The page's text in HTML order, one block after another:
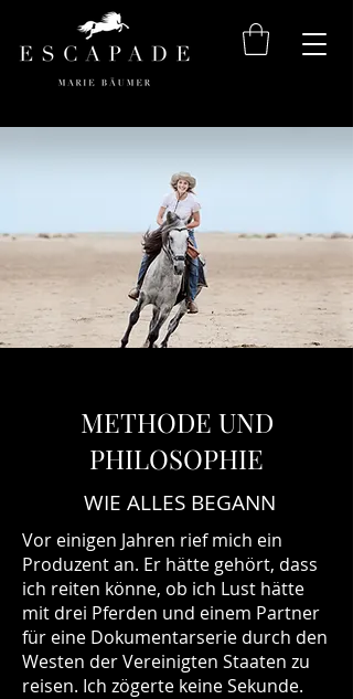
METHODE UND
PHILOSOPHIE
WIE ALLES BEGANN
Vor einigen Jahren rief mich ein
Produzent an. Er hätte gehört, dass
ich reiten könne, ob ich Lust hätte
mit drei Pferden und einem Partner
für eine Dokumentarserie durch den
Westen der Vereinigten Staaten zu
reisen. Ich zögerte keine Sekunde.